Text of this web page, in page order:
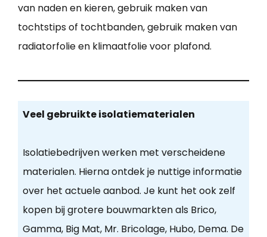
van naden en kieren, gebruik maken van
tochtstips of tochtbanden, gebruik maken van
radiatorfolie en klimaatfolie voor plafond.
Veel gebruikte isolatiematerialen
Isolatiebedrijven werken met verscheidene
materialen. Hierna ontdek je nuttige informatie
over het actuele aanbod. Je kunt het ook zelf
kopen bij grotere bouwmarkten als Brico,
Gamma, Big Mat, Mr. Bricolage, Hubo, Dema. De